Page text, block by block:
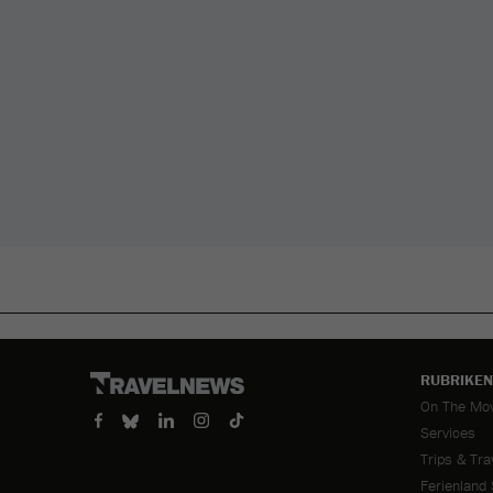
RUBRIKEN
Navigation
On The
Services
Trips &
Ferienland